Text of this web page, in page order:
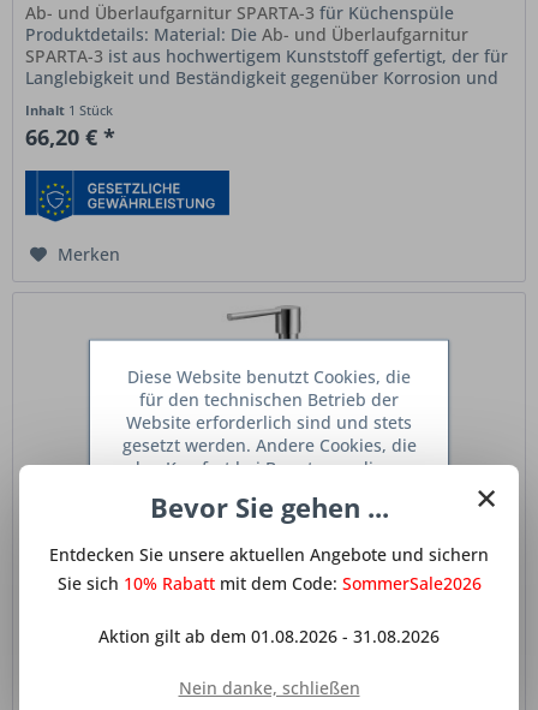
Ab- und Überlaufgarnitur SPARTA-3 für Küchenspüle
Produktdetails: Material: DieAb- und Überlaufgarnitur
SPARTA-3 ist aus hochwertigem Kunststoff gefertigt, der für
Langlebigkeit und Beständigkeit gegenüber Korrosion und
Inhalt 1 Stück
66,20 € *
Merken
Einbau-Seifenspender Edelstahl massiv 360 ml
ideale Ergänzung für moderne Küchen und hochwertige
harmonisch in Arbeitsplatten, Spülenbereiche und
×
Bevor Sie gehen ...
Entdecken Sie unsere aktuellen Angebote und sichern
Sie sich 10% Rabattmit dem Code: SommerSale2026
Aktion gilt ab dem 01.08.2026 - 31.08.2026
Nein danke, schließen
Diese Website benutzt Cookies, die
für den technischen Betrieb der
Website erforderlich sind und stets
gesetzt werden. Andere Cookies, die
den Komfort bei Benutzung dieser
dienen oder die Interaktion mit
Netzwerken vereinfachen sollen,
werden nur mit Ihrer Zustimmung
Ablehnen